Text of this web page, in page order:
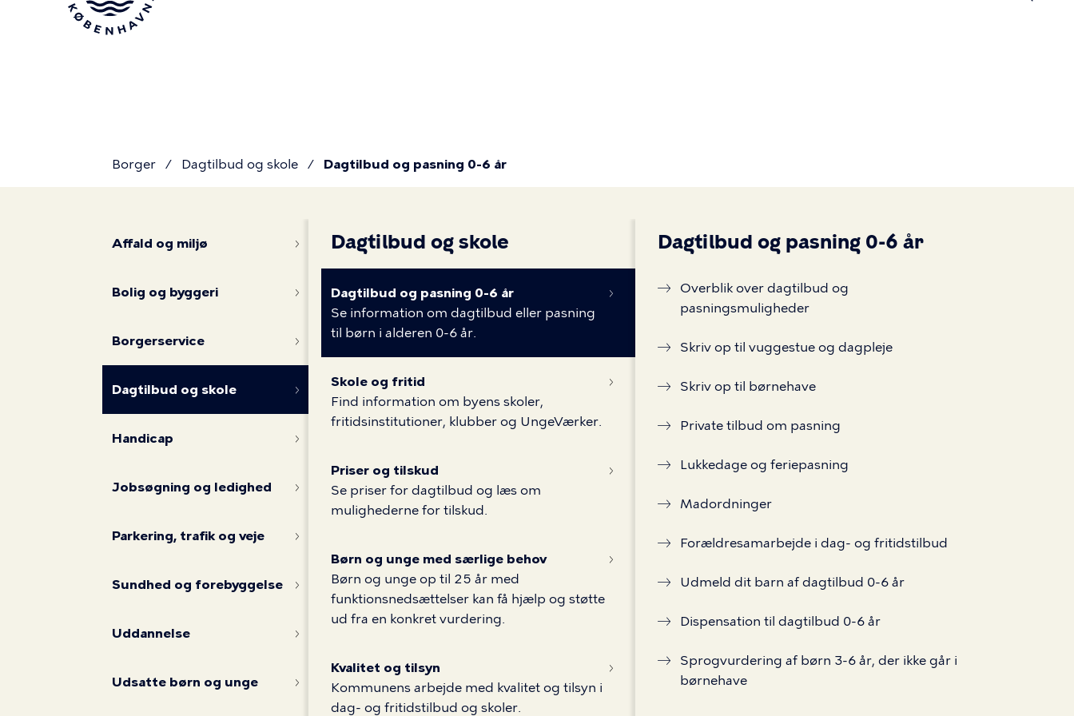
Borger Dagtilbud og skole Dagtilbud og pasning 0-6 år
Dagtilbud
pasning
Dagtilbud og pasning 0-6 år
Overblik over dagtilbud og
pasningsmuligheder
Skriv op til vuggestue og dagpleje
Skriv op til børnehave
Private tilbud om pasning
Lukkedage og feriepasning
Madordninger
Forældresamarbejde i dag- og fritidstilbud
Udmeld dit barn af dagtilbud 0-6 år
Dispensation til dagtilbud 0-6 år
Sprogvurdering af børn 3-6 år, der ikke går i
børnehave
Dagtilbud og skole
Dagtilbud og pasning 0-6 år
Se information om dagtilbud eller pasning
til børn i alderen 0-6 år.
Skole og fritid
Find information om byens skoler,
fritidsinstitutioner, klubber og UngeVærker.
Priser og tilskud
Se priser for dagtilbud og læs om
mulighederne for tilskud.
Børn og unge med særlige behov
Børn og unge op til 25 år med
funktionsnedsættelser kan få hjælp og støtte
ud fra en konkret vurdering.
Kvalitet og tilsyn
Kommunens arbejde med kvalitet og tilsyn i
dag- og fritidstilbud og skoler.
Affald og miljø
Bolig og byggeri
Borgerservice
Dagtilbud og skole
Handicap
Jobsøgning og ledighed
Parkering, trafik og veje
Sundhed og forebyggelse
Uddannelse
Udsatte børn og unge